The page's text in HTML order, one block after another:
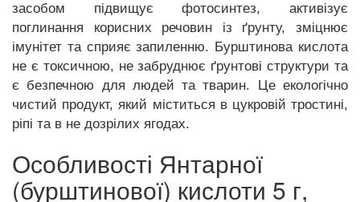
засобом підвищує фотосинтез, активізує
поглинання корисних речовин із ґрунту, зміцнює
імунітет та сприяє запиленню. Бурштинова кислота
не є токсичною, не забруднює ґрунтові структури та
є безпечною для людей та тварин. Це екологічно
чистий продукт, який міститься в цукровій тростині,
ріпі та в не дозрілих ягодах.
Особливості Янтарної
(бурштинової) кислоти 5 г,